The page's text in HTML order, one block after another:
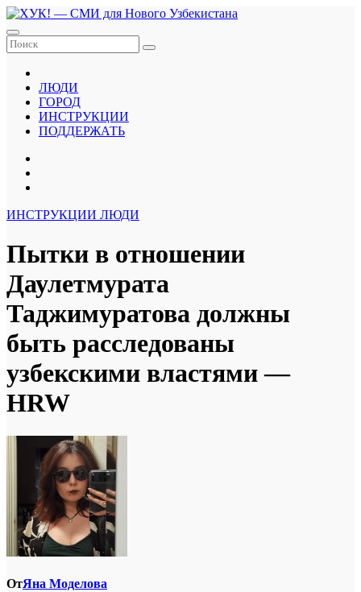
Перейти
к
содержанию
ЛЮДИ
ГОРОД
ИНСТРУКЦИИ
ПОДДЕРЖАТЬ
ИНСТРУКЦИИ ЛЮДИ
Пытки в отношении
Даулетмурата
Таджимуратова должны
быть расследованы
узбекскими властями —
HRW
ОтЯна Моделова